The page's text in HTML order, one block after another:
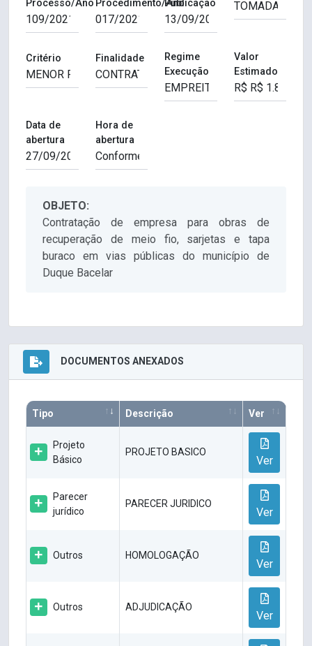
Processo/Ano Procedimento/AnoPublicação
Critério Finalidade
Regime
Execução
Valor
Estimado
Data de
abertura
Hora de
abertura
OBJETO:
Contratação de empresa para obras de
recuperação de meio fio, sarjetas e tapa
buraco em vias públicas do município de
Duque Bacelar
DOCUMENTOS ANEXADOS
Tipo Descrição Ver
Projeto
Básico
PROJETO BASICO
Ver
Parecer
jurídico
PARECER JURIDICO
Ver
Outros HOMOLOGAÇÃO
Ver
Outros ADJUDICAÇÃO
Ver